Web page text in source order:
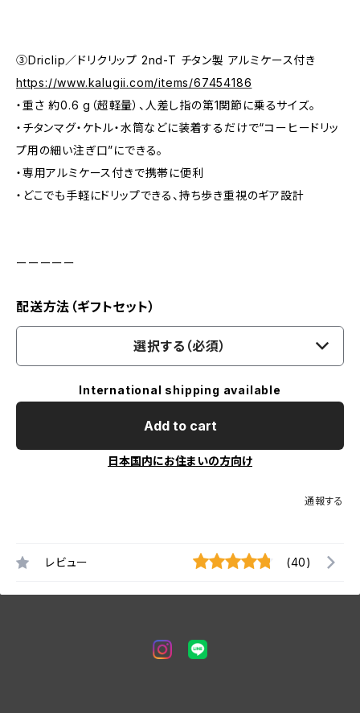
③Driclip／ドリクリップ 2nd-T チタン製 アルミケース付き
https://www.kalugii.com/items/67454186
・重さ 約0.6 g（超軽量）、人差し指の第1関節に乗るサイズ。
・チタンマグ・ケトル・水筒などに装着するだけで“コーヒードリッ
プ用の細い注ぎ口”にできる。
・専用アルミケース付きで携帯に便利
・どこでも手軽にドリップできる、持ち歩き重視のギア設計
ーーーーー
配送方法（ギフトセット）
選択する（必須）
International shipping available
Add to cart
日本国内にお住まいの方向け
通報する
レビュー (40)